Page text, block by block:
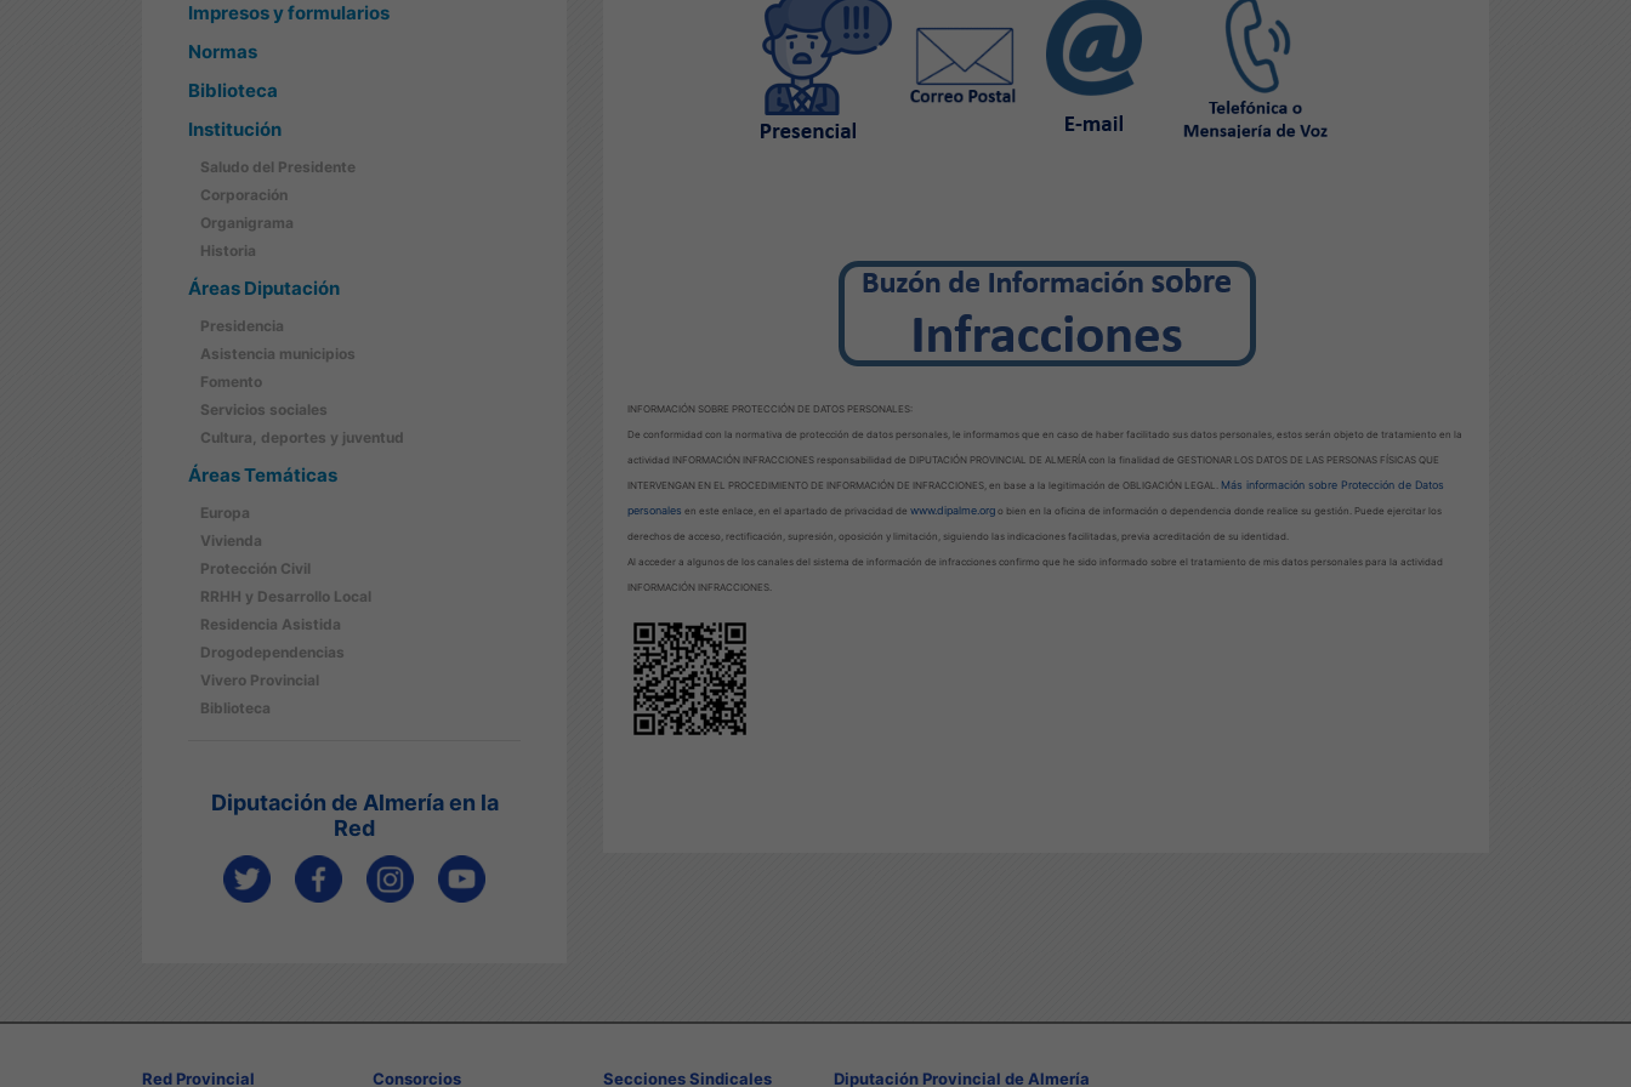
Impresos y formularios
Normas
Biblioteca
Institución
Saludo del Presidente
Corporación
Organigrama
Historia
Áreas Diputación
Presidencia
Asistencia municipios
Fomento
Servicios sociales
Cultura, deportes y juventud
Áreas Temáticas
Europa
Vivienda
Protección Civil
RRHH y Desarrollo Local
Residencia Asistida
Drogodependencias
Vivero Provincial
Biblioteca
Diputación de Almería en la
Red
INFORMACIÓN SOBRE PROTECCIÓN DE DATOS PERSONALES:
De conformidad con la normativa de protección de datos personales, le informamos que en caso de haber facilitado sus datos personales, estos serán objeto de tratamiento en la
actividad INFORMACIÓN INFRACCIONES responsabilidad de DIPUTACIÓN PROVINCIAL DE ALMERÍA con la finalidad de GESTIONAR LOS DATOS DE LAS PERSONAS FÍSICAS QUE
INTERVENGAN EN EL PROCEDIMIENTO DE INFORMACIÓN DE INFRACCIONES, en base a la legitimación de OBLIGACIÓN LEGAL. Más información sobre Protección de Datos
personales en este enlace, en el apartado de privacidad de www.dipalme.org o bien en la oficina de información o dependencia donde realice su gestión. Puede ejercitar los
derechos de acceso, rectificación, supresión, oposición y limitación, siguiendo las indicaciones facilitadas, previa acreditación de su identidad.
Al acceder a algunos de los canales del sistema de información de infracciones confirmo que he sido informado sobre el tratamiento de mis datos personales para la actividad
INFORMACIÓN INFRACCIONES.
Red Provincial Consorcios Secciones Sindicales Diputación Provincial de Almería